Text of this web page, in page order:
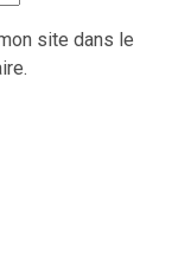
site dans le